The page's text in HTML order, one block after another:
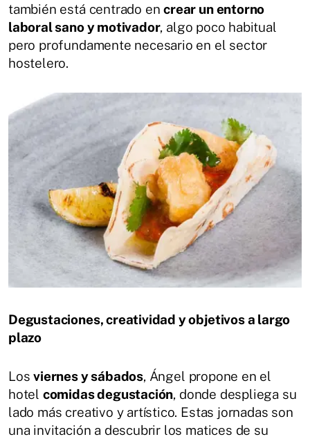
también está centrado encrear un entorno
laboral sano y motivador, algo poco habitual
pero profundamente necesario en el sector
hostelero.
Degustaciones, creatividad y objetivos a largo
plazo
Losviernes y sábados, Ángel propone en el
hotel comidas degustación, donde despliega su
lado más creativo y artístico. Estas jornadas son
una invitación a descubrir los matices de su